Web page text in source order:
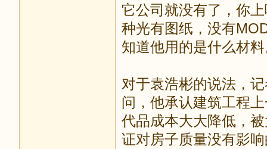
它公司就没有了，你
种光有图纸，没有
知道他用的是什么材料
对于袁浩彬的说法，
问，他承认建筑工程
代品成本大大降低，
证对房子质量没有影